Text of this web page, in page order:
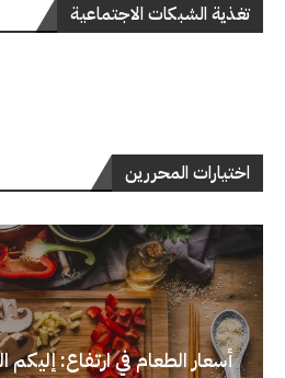
تغذية الشبكات الاجتماعية
اختيارات المحررين
أسعار الطعام في ارتفاع: